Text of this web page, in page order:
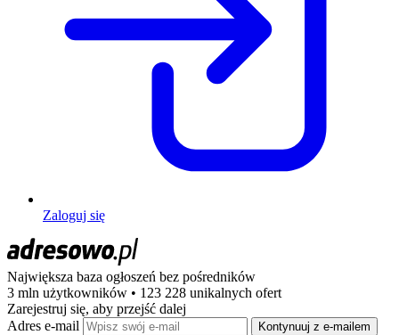
Zaloguj się
Największa baza ogłoszeń bez pośredników
3 mln użytkowników • 123 228 unikalnych ofert
Zarejestruj się, aby przejść dalej
Adres e-mail
Kontynuuj z e-mailem